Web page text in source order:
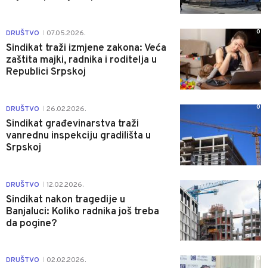
DRUŠTVO 07.05.2026.
Sindikat traži izmjene zakona: Veća
zaštita majki, radnika i roditelja u
Republici Srpskoj
0
DRUŠTVO 26.02.2026.
Sindikat građevinarstva traži
vanrednu inspekciju gradilišta u
Srpskoj
0
DRUŠTVO 12.02.2026.
Sindikat nakon tragedije u
Banjaluci: Koliko radnika još treba
da pogine?
0
DRUŠTVO 02.02.2026. 0